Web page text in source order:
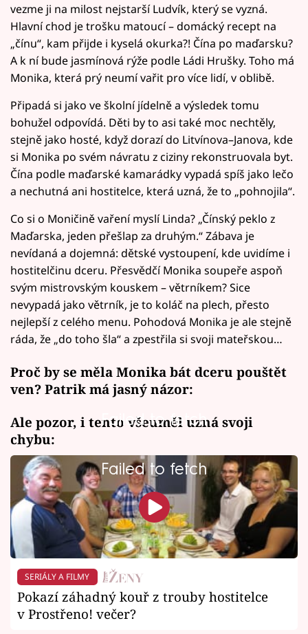
vezme ji na milost nejstarší Ludvík, který se vyzná.
Hlavní chod je trošku matoucí – domácký recept na
„čínu“, kam přijde i kyselá okurka?! Čína po maďarsku?
A k ní bude jasmínová rýže podle Ládi Hrušky. Toho má
Monika, která prý neumí vařit pro více lidí, v oblibě.
Připadá si jako ve školní jídelně a výsledek tomu
bohužel odpovídá. Děti by to asi také moc nechtěly,
stejně jako hosté, když dorazí do Litvínova–Janova, kde
si Monika po svém návratu z ciziny rekonstruovala byt.
Čína podle maďarské kamarádky vypadá spíš jako lečo
a nechutná ani hostitelce, která uzná, že to „pohnojila“.
Co si o Moničině vaření myslí Linda? „Čínský peklo z
Maďarska, jeden přešlap za druhým.“ Zábava je
nevídaná a dojemná: dětské vystoupení, kde uvidíme i
hostitelčinu dceru. Přesvědčí Monika soupeře aspoň
svým mistrovským kouskem – větrníkem? Sice
nevypadá jako větrník, je to koláč na plech, přesto
nejlepší z celého menu. Pohodová Monika je ale stejně
ráda, že „do toho šla“ a zpestřila si svoji mateřskou…
Proč by se měla Monika bát dceru pouštět
ven? Patrik má jasný názor:
Failed to fetch
Ale pozor, i tento všeuměl uzná svoji
chybu:
Failed to fetch
SERIÁLY A FILMY
Pokazí záhadný kouř z trouby hostitelce
v Prostřeno! večer?